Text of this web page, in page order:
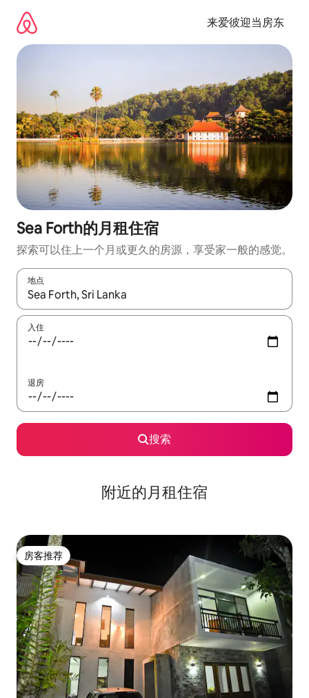
来爱彼迎当房东
Sea Forth的月租住宿
探索可以住上一个月或更久的房源，享受家一般的感觉。
地点
如有搜索结果，请使用上下方向键查看，或通过点击或滑动手势
入住
退房
搜索
附近的月租住宿
房客推荐
房客推荐